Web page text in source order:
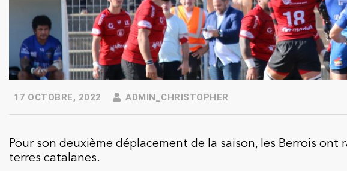
17 OCTOBRE, 2022 ADMIN_CHRISTOPHER
Pour son deuxième déplacement de la saison, les Berrois
terres catalanes.